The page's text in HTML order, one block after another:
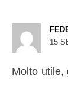
15
Molto utile,